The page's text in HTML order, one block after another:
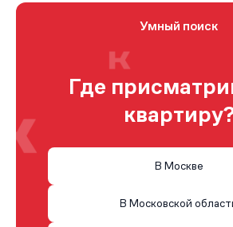
Умный поиск
Где
В Москве
В Московской